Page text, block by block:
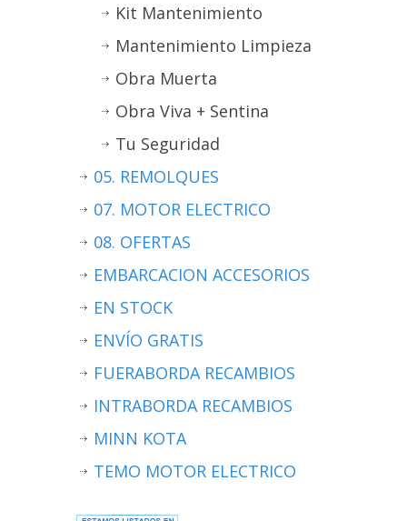
Kit Mantenimiento
Mantenimiento Limpieza
Obra Muerta
Obra Viva + Sentina
Tu Seguridad
05. REMOLQUES
07. MOTOR ELECTRICO
08. OFERTAS
EMBARCACION ACCESORIOS
EN STOCK
ENVÍO GRATIS
FUERABORDA RECAMBIOS
INTRABORDA RECAMBIOS
MINN KOTA
TEMO MOTOR ELECTRICO